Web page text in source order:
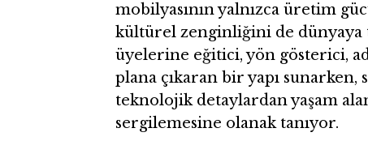
mobilyasının yalnızca üretim
kültürel zenginliğini de dünyaya
üyelerine eğitici, yön gösterici,
plana çıkaran bir yapı
teknolojik detaylardan yaşam
sergilemesine olanak tanıyor.